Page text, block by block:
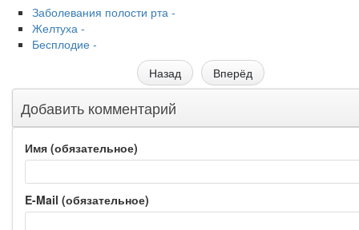
Заболевания полости рта -
Желтуха -
Бесплодие -
Назад
Вперёд
Добавить комментарий
Имя (обязательное)
E-Mail (обязательное)